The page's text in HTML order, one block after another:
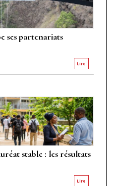
ses partenariats
Lire
stable : les résultats
Lire